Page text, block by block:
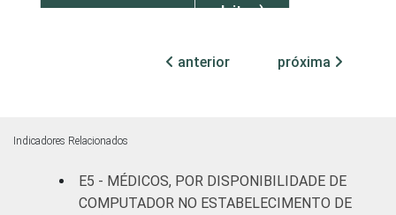
leitos)
anos
3
anterior próxima
Indicadores Relacionados
E5 - MÉDICOS, POR DISPONIBILIDADE DE
COMPUTADOR NO ESTABELECIMENTO DE